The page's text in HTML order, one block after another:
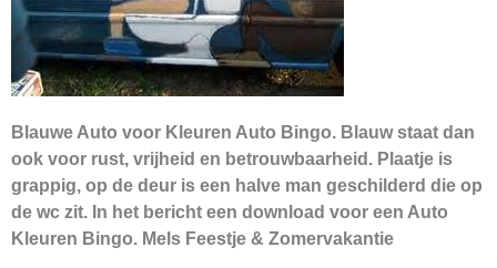
Blauwe Auto voor Kleuren Auto Bingo. Blauw staat dan
ook voor rust, vrijheid en betrouwbaarheid. Plaatje is
grappig, op de deur is een halve man geschilderd die op
de wc zit. In het bericht een download voor een Auto
Kleuren Bingo. Mels Feestje & Zomervakantie